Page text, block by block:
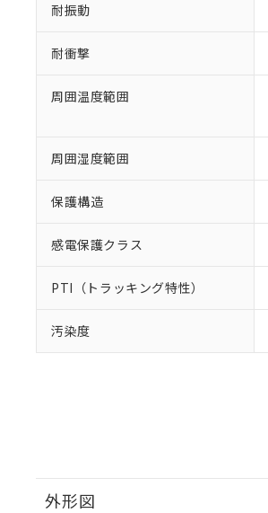
耐振動
耐衝撃
周囲温度範囲
周囲湿度範囲
保護構造
感電保護クラス
PTI（トラッキング特性）
汚染度
外形図